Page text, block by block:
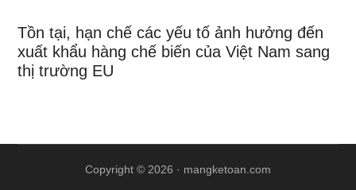
Tồn tại, hạn chế các yếu tố ảnh hưởng đến
xuất khẩu hàng chế biến của Việt Nam sang
thị trường EU
Copyright © 2026 · mangketoan.com